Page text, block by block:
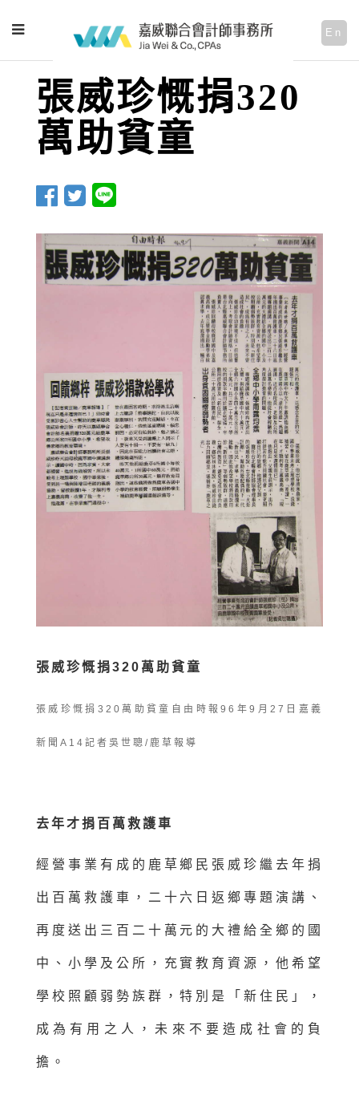
En
張威珍慨捐320
萬助貧童
張威珍慨捐320萬助貧童
張威珍慨捐320萬助貧童自由時報96年9月27日嘉義
新聞A14記者吳世聰/鹿草報導
去年才捐百萬救護車
經營事業有成的鹿草鄉民張威珍繼去年捐
出百萬救護車，二十六日返鄉專題演講、
再度送出三百二十萬元的大禮給全鄉的國
中、小學及公所，充實教育資源，他希望
學校照顧弱勢族群，特別是「新住民」，
成為有用之人，未來不要造成社會的負
擔。